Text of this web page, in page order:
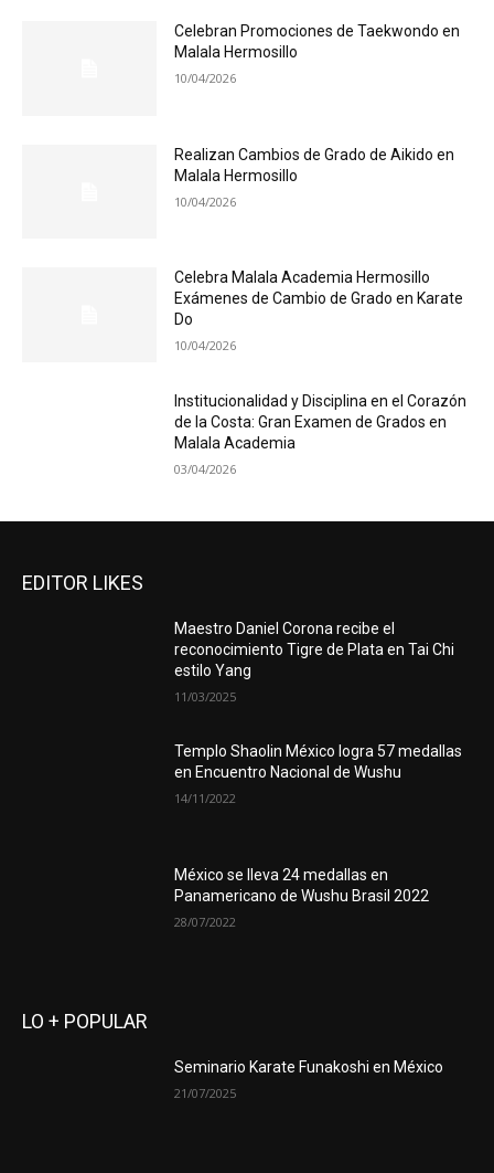
Celebran Promociones de Taekwondo en
Malala Hermosillo
10/04/2026
Realizan Cambios de Grado de Aikido en
Malala Hermosillo
10/04/2026
Celebra Malala Academia Hermosillo
Exámenes de Cambio de Grado en Karate
Do
10/04/2026
Institucionalidad y Disciplina en el Corazón
de la Costa: Gran Examen de Grados en
Malala Academia
03/04/2026
EDITOR LIKES
Maestro Daniel Corona recibe el
reconocimiento Tigre de Plata en Tai Chi
estilo Yang
11/03/2025
Templo Shaolin México logra 57 medallas
en Encuentro Nacional de Wushu
14/11/2022
México se lleva 24 medallas en
Panamericano de Wushu Brasil 2022
28/07/2022
LO + POPULAR
Seminario Karate Funakoshi en México
21/07/2025